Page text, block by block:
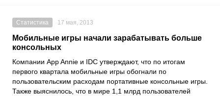
Статистика 17 мая, 2013
Мобильные игры начали зарабатывать больше
консольных
Компании App Annie и IDC утверждают, что по итогам
первого квартала мобильные игры обогнали по
пользовательским расходам портативные консольные игры.
Также выяснилось, что в мире 1,1 млрд пользователей